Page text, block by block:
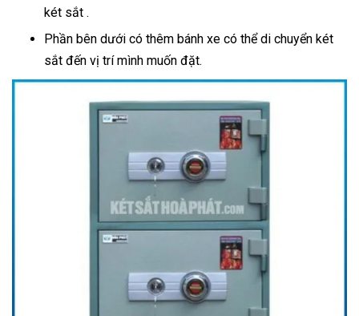
két sắt .
Phần bên dưới có thêm bánh xe có thể di chuyển két
sắt đến vị trí mình muốn đặt.